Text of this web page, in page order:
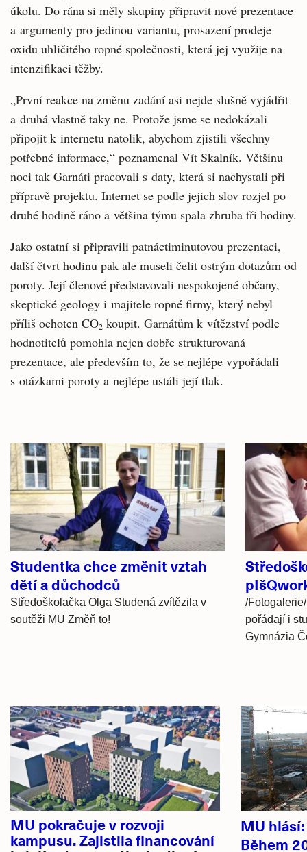
úkolu. Do rána si měly skupiny připravit nové prezentace
a argumenty pro jedinou variantu, prosazení prodeje
oxidu uhličitého ropné společnosti, která jej využije na
intenzifikaci těžby.
„První reakce na změnu zadání asi nejde slušně vyjádřit
a druhá vlastně taky ne. Protože jsme se nedokázali
připojit k internetu natolik, abychom zjistili všechny
potřebné informace,“ poznamenal Vít Skalník. Většinu
noci tak Garnáti pracovali s daty, která si nachystali při
přípravě projektu. Internet se podle jejich slov rozjel po
druhé hodině ráno a většina týmu spala zhruba tři hodiny.
Jako ostatní si připravili patnáctiminutovou prezentaci,
další čtvrt hodinu pak ale museli čelit ostrým dotazům od
poroty. Její členové představovali nespokojené občany,
skeptické geology i majitele ropné firmy, který nebyl
příliš ochoten CO2 koupit. Garnátům k vítězství podle
hodnotitelů pomohla nejen dobře strukturovaná
prezentace, ale především to, že se nejlépe vypořádali
s otázkami poroty a nejlépe ustáli její tlak.
Související
články
Studentka chce změnit vztah
dětí a důchodců
Středoškolačka Olga Studená zvítězila v
soutěži MU Změň to!
/
pořádají i
Gymnázia
Hlavní
novinky
MU pokračuje v rozvoji
kampusu. Zajistila financování
MU
Během